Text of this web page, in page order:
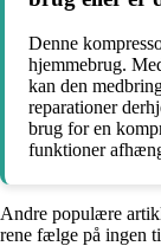
Denne
hjemmebrug.
kan den
reparationer
brug for en
funktioner
Andre populære
rene fælge på ingen